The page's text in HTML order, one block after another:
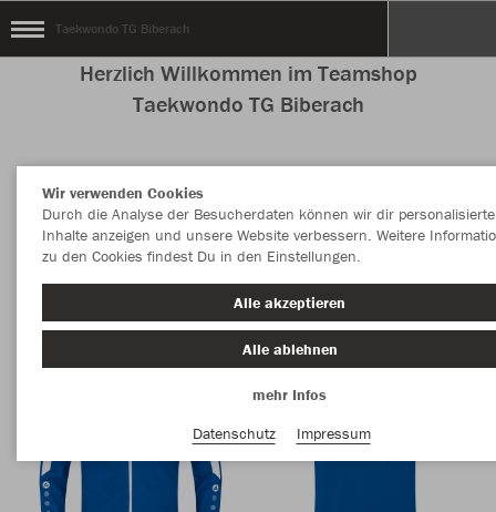
Taekwondo TG Biberach
Herzlich Willkommen im Teamshop
Taekwondo TG Biberach
Nachhaltig Farbe
Wir verwenden Cookies
Durch die Analyse der Besucherdaten können wir dir personalisierte
Inhalte anzeigen und unsere Website verbessern. Weitere
zu den Cookies findest Du in den Einstellungen.
Alle akzeptieren
Alle ablehnen
mehr Infos
Datenschutz
Impressum